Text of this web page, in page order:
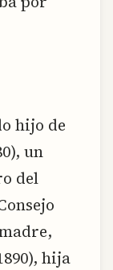
hijo de
un
del
hija